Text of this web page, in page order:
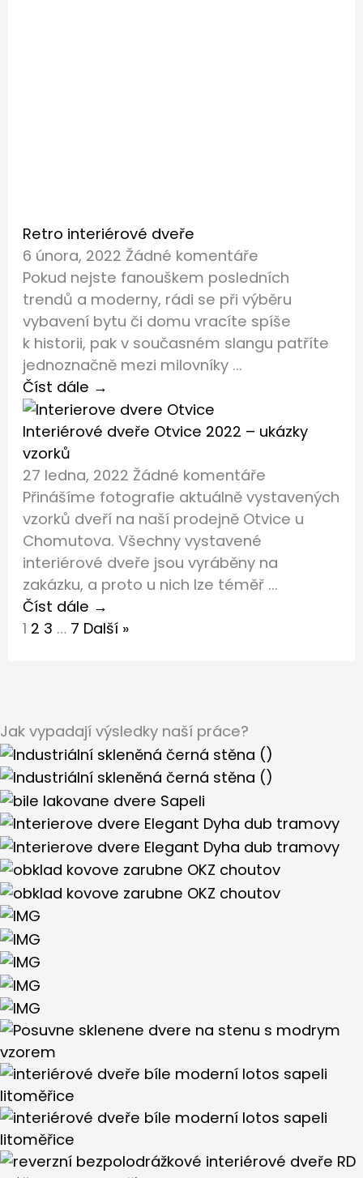
Retro interiérové dveře
6 února, 2022 Žádné komentáře
Pokud nejste fanouškem posledních
trendů a moderny, rádi se při výběru
vybavení bytu či domu vracíte spíše
k historii, pak v současném slangu patříte
jednoznačně mezi milovníky ...
Číst dále →
Interiérové dveře Otvice 2022 – ukázky
vzorků
27 ledna, 2022 Žádné komentáře
Přinášíme fotografie aktuálně vystavených
vzorků dveří na naší prodejně Otvice u
Chomutova. Všechny vystavené
interiérové dveře jsou vyráběny na
zakázku, a proto u nich lze téměř ...
Číst dále →
1 2 3 … 7 Další »
Jak vypadají výsledky naší práce?